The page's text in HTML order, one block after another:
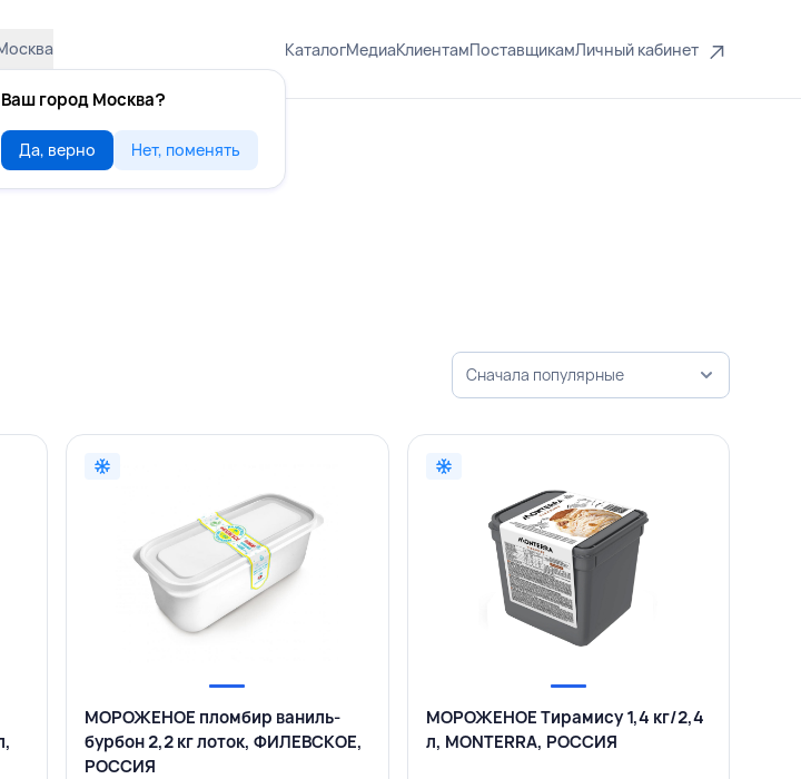
Ваш город Москва?
Да, верно Нет, поменять
КаталогМедиаКлиентамПоставщикамЛичный кабинет
Сначала популярные
МОРОЖЕНОЕ пломбир ваниль-
бурбон 2,2 кг лоток, ФИЛЕВСКОЕ,
РОССИЯ
МОРОЖЕНОЕ Тирамису 1,4 кг/2,4
л, MONTERRA, РОССИЯ